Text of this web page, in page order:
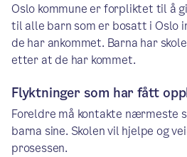
Oslo kommune er forpliktet til å
til alle barn som er bosatt i Oslo
de har ankommet. Barna har
etter at de har kommet.
Flyktninger som har fått
Foreldre må kontakte nærmeste
barna sine. Skolen vil hjelpe og
prosessen.